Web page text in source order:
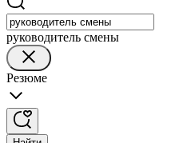
руководитель смены
Резюме